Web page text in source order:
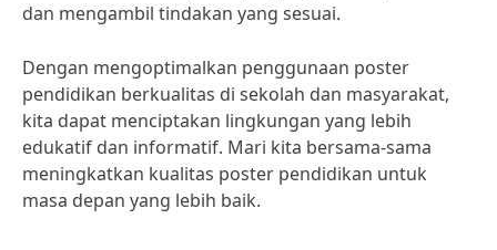
dan mengambil tindakan yang sesuai.
Dengan mengoptimalkan penggunaan poster
pendidikan berkualitas di sekolah dan masyarakat,
kita dapat menciptakan lingkungan yang lebih
edukatif dan informatif. Mari kita bersama-sama
meningkatkan kualitas poster pendidikan untuk
masa depan yang lebih baik.